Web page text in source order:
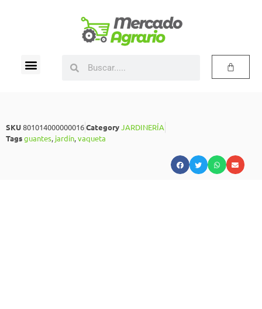
SKU801014000000016CategoryJARDINERÍA
Tagsguantes, jardín,vaqueta